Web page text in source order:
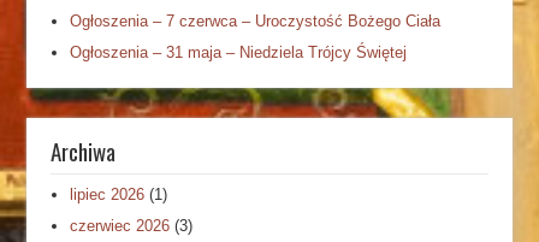
Ogłoszenia – 7 czerwca – Uroczystość Bożego Ciała
Ogłoszenia – 31 maja – Niedziela Trójcy Świętej
Archiwa
lipiec 2026 (1)
czerwiec 2026 (3)